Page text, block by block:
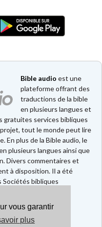
vous garantir
plus
Bible audio est une
plateforme offrant des
traductions de la bible
en plusieurs langues et
gratuites services bibliques
tout le monde peut lire
En plus de la Bible audio, le
plusieurs langues ainsi que
Divers commentaires et
à disposition. Il a été
Sociétés bibliques